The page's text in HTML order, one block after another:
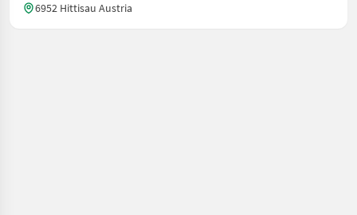
6952 Hittisau Austria